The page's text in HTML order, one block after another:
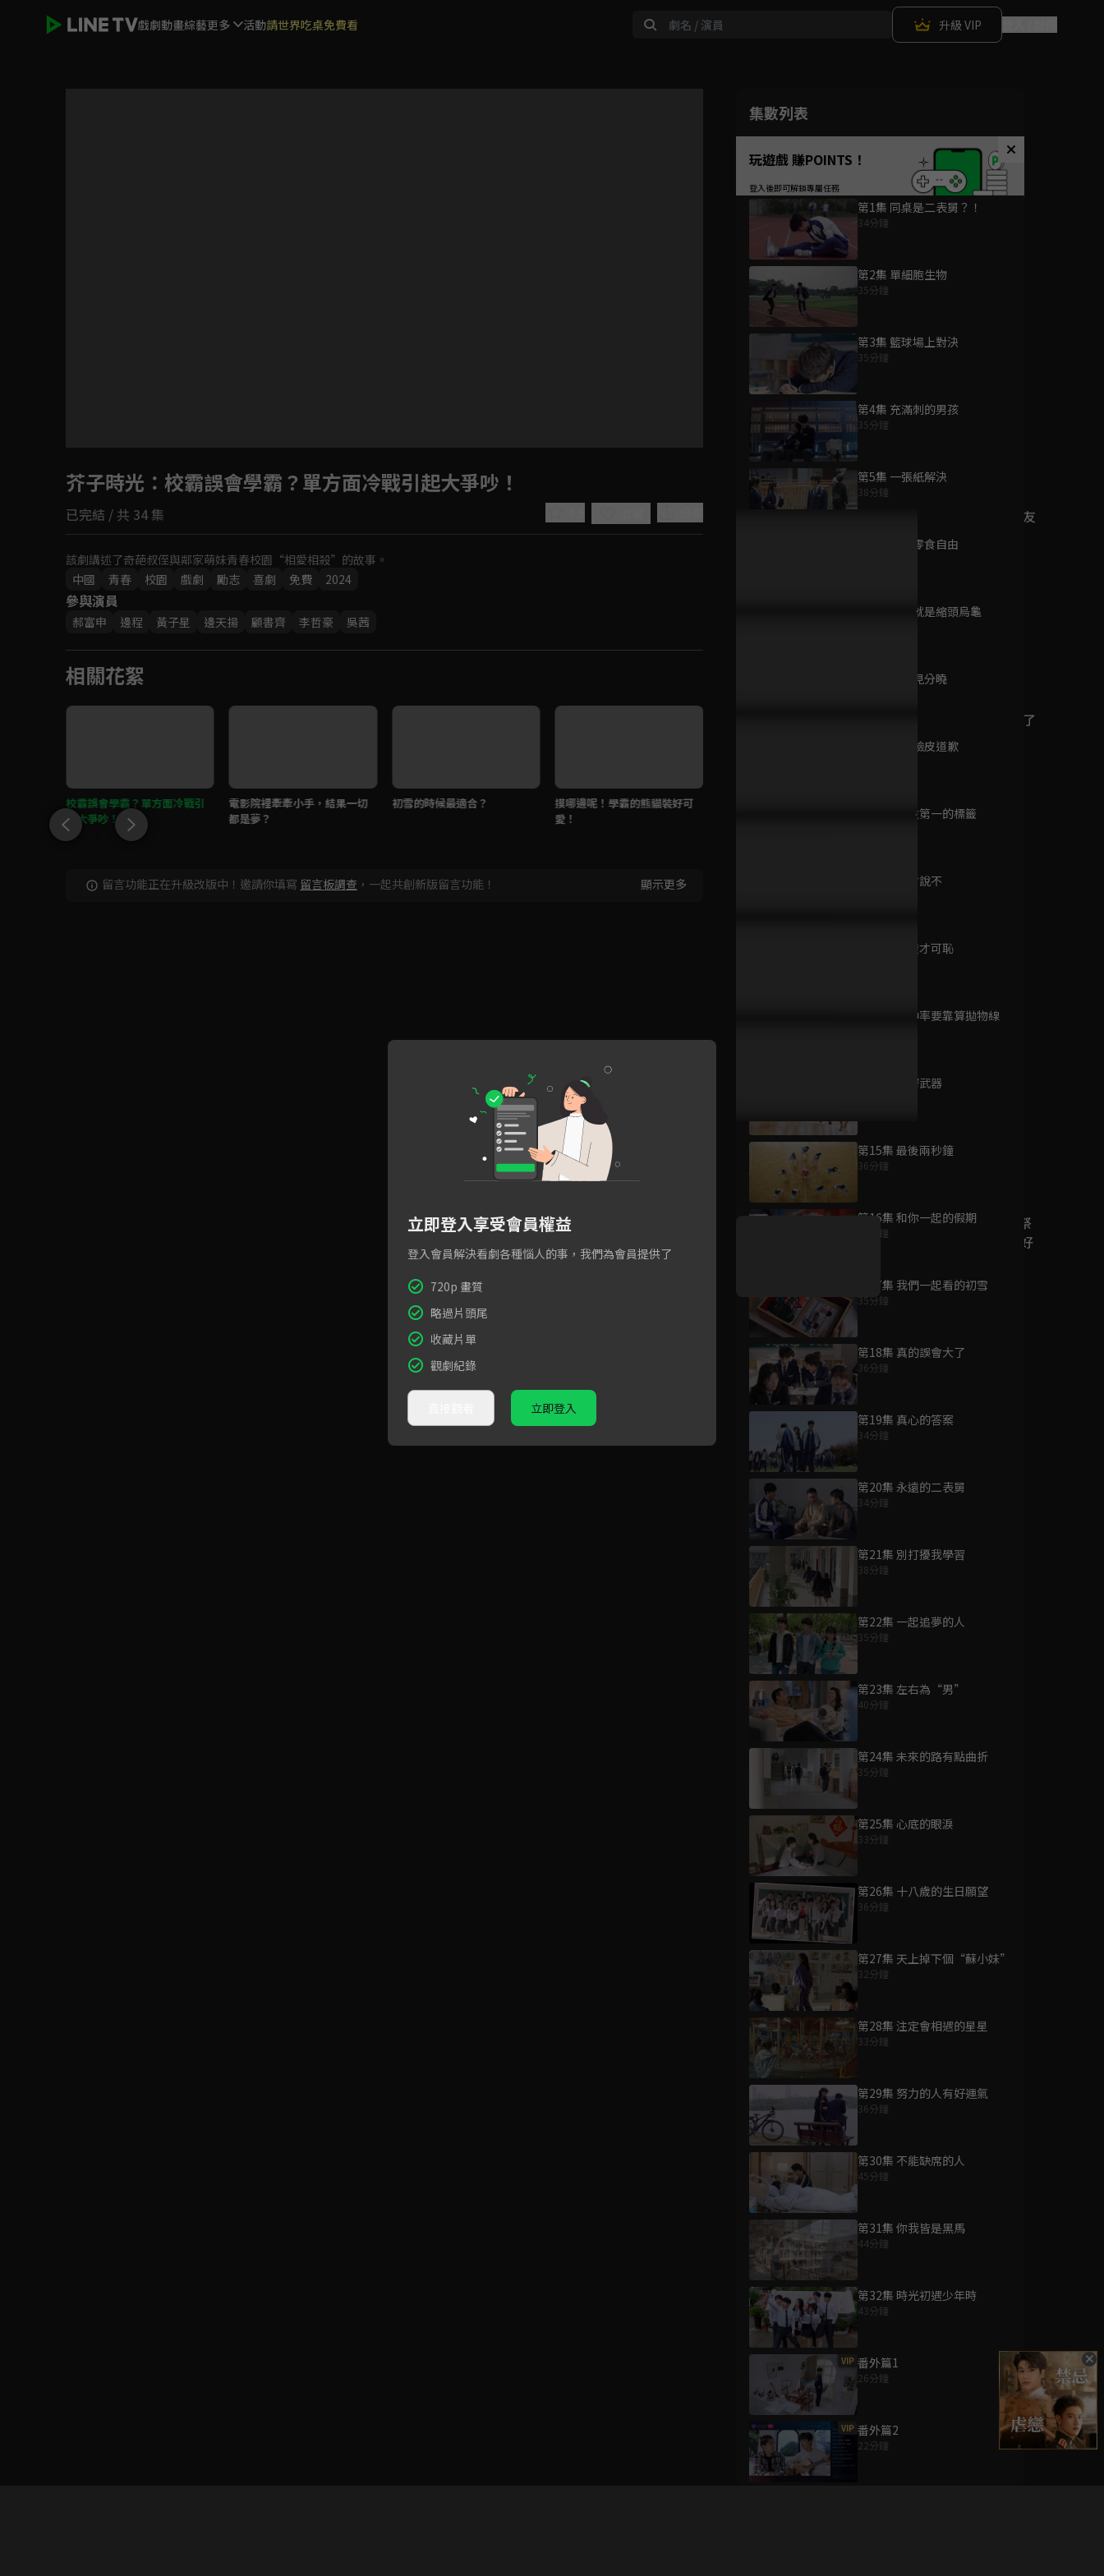
戲劇動畫綜藝更多 活動請世界吃桌免費看 升級 VIP
Play
集數列表
玩遊戲 賺POINTS！
第1集 同桌是二表舅？！
34分鐘
第2集 單細胞生物
35分鐘
第3集 籃球場上對決
35分鐘
第4集 充滿刺的男孩
35分鐘
第5集 一張紙解決
38分鐘
第6集 實現零食自由
第7集 退出就是縮頭烏龜
第8集 成績見分曉
第9集 厚著臉皮道歉
第10集 倒數第一的標籤
第11集 學會說不
第12集 逃避才可恥
第13集 命中率要靠算拋物線
第14集 秘密武器
第15集 最後兩秒鐘
36分鐘
第16集 和你一起的假期
39分鐘
第17集 我們一起看的初雪
35分鐘
第18集 真的誤會大了
36分鐘
第19集 真心的答案
34分鐘
第20集 永遠的二表舅
34分鐘
第21集 別打擾我學習
38分鐘
第22集 一起追夢的人
35分鐘
第23集 左右為“男”
40分鐘
第24集 未來的路有點曲折
35分鐘
第25集 心底的眼淚
33分鐘
第26集 十八歲的生日願望
36分鐘
第27集 天上掉下個“蘇小妹”
32分鐘
第28集 注定會相遇的星星
33分鐘
第29集 努力的人有好運氣
36分鐘
第30集 不能缺席的人
45分鐘
第31集 你我皆是黑馬
44分鐘
第32集 時光初遇少年時
43分鐘
VIP 番外篇1
26分鐘
VIP 番外篇2
22分鐘
芥子時光 ：校霸誤會學霸？單方面冷戰引起大爭吵！
已完結 / 共 34 集
該劇講述了奇葩叔侄與鄰家萌妹青春校園“相愛相殺”的故事。
中國
青春 校園 戲劇 勵志 喜劇 免費 2024
參與演員
郝富申 邊程 黃子星 邊天揚 顧書齊 李哲豪 吳茜
相關花絮
校霸誤會學霸？單方面冷戰引
起大爭吵！
電影院裡牽牽小手，結果一切
都是夢？
初雪的時候最適合？
摸哪邊呢！學霸的熊貓裝好可
愛！
住，衝突一觸即發！
留言功能正在升級改版中！邀請你填寫 留言板調查 ，一起共創新版留言功能！ 顯示更多
為您推薦
我家隔壁的校草男友
橘子汽水
我的同桌又上熱搜了
已完結 / 共 30 集
瞧！你這小脾氣
已完結 / 共 95 集
太后有喜
好康資訊
7/21-8/20，盛夏追劇祭
升級VIP最優惠！獨家好
7月21日-8月20日
立即登入享受會員權益
登入會員解決看劇各種惱人的事，我們為會員提供了
720p 畫質
略過片頭尾
收藏片單
觀劇紀錄
立即登入